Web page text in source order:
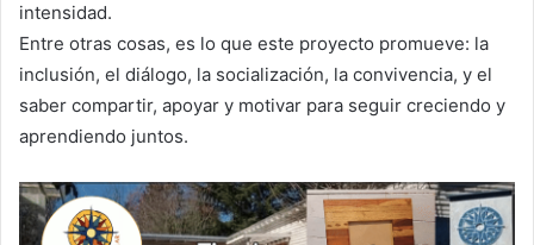
intensidad.
Entre otras cosas, es lo que este proyecto promueve: la
inclusión, el diálogo, la socialización, la convivencia, y el
saber compartir, apoyar y motivar para seguir creciendo y
aprendiendo juntos.